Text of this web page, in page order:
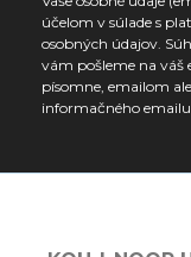
účelom v súlade s
osobných údajov.
vám pošleme na váš
písomne, emailom
informačného